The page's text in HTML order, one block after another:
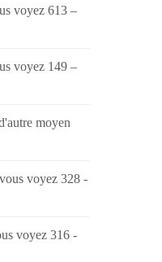
voyez 613 –
voyez 149 –
moyen
voyez 328 -
voyez 316 -